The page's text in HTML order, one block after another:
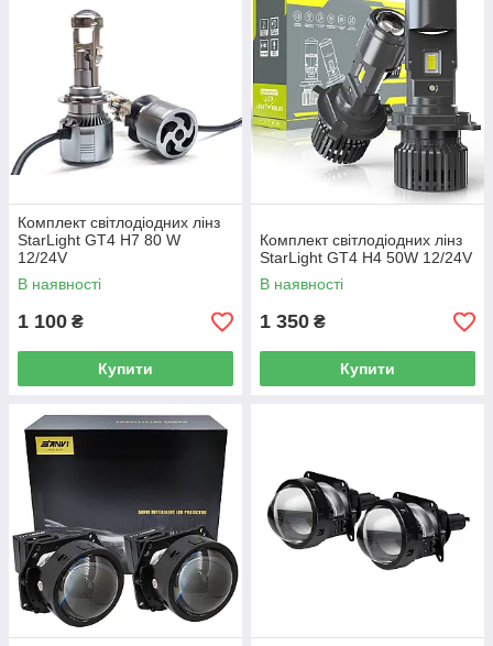
Комплект світлодіодних лінз
StarLight GT4 H7 80 W
12/24V
В наявності
1 100 ₴
Купити
Комплект світлодіодних лінз
StarLight GT4 H4 50W 12/24V
В наявності
1 350 ₴
Купити